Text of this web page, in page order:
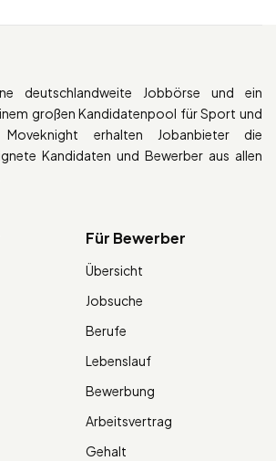
deutschlandweite Jobbörse und ein
großen Kandidatenpool für Sport und
erhalten Jobanbieter die
Kandidaten und Bewerber aus allen
Für Bewerber
Übersicht
Jobsuche
Berufe
Lebenslauf
Bewerbung
Arbeitsvertrag
Gehalt